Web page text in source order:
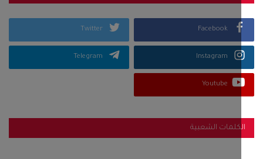
Facebook
Twitter
Instagram
Telegram
Youtube
الشعبية